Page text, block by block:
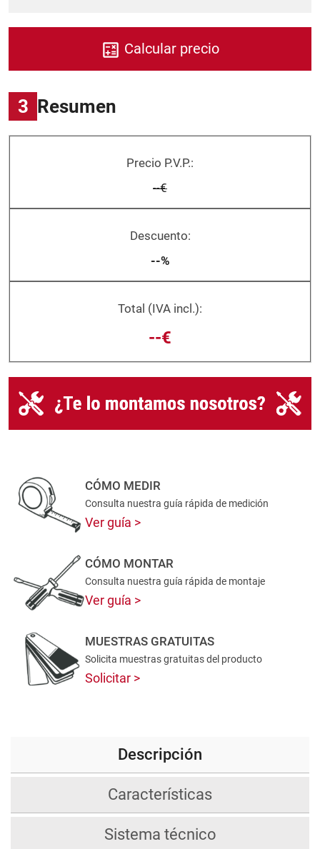
Calcular precio
3 Resumen
Precio P.V.P.:
--€
Descuento:
--%
Total (IVA incl.):
--€
CÓMO MEDIR
Consulta nuestra guía rápida de medición
Ver guía
CÓMO MONTAR
Consulta nuestra guía rápida de montaje
Ver guía
MUESTRAS GRATUITAS
Solicita muestras gratuitas del producto
Solicitar
Descripción
Características
Sistema técnico